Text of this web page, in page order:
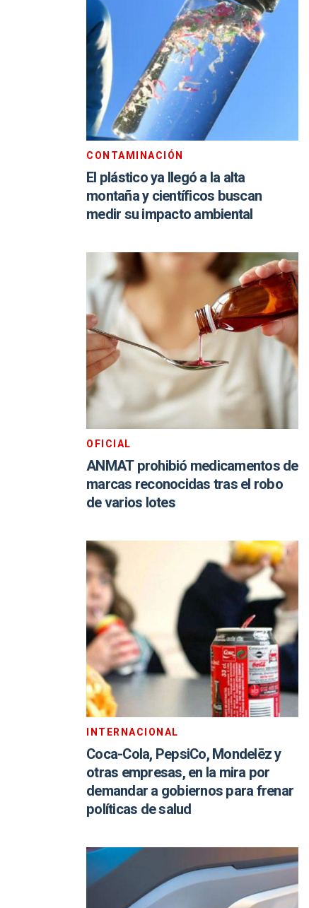
CONTAMINACIÓN
El plástico ya llegó a la alta
montaña y científicos buscan
medir su impacto ambiental
OFICIAL
ANMAT prohibió medicamentos de
marcas reconocidas tras el robo
de varios lotes
INTERNACIONAL
Coca-Cola, PepsiCo, Mondelēz y
otras empresas, en la mira por
demandar a gobiernos para frenar
políticas de salud